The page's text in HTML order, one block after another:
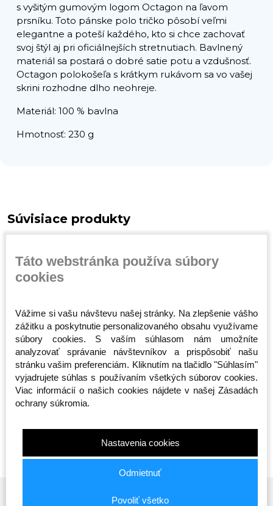
s vyšitým gumovým logom Octagon na ľavom
prsníku. Toto pánske polo tričko pôsobí veľmi
elegantne a poteší každého, kto si chce zachovať
svoj štýl aj pri oficiálnejších stretnutiach. Bavlnený
materiál sa postará o dobré satie potu a vzdušnosť.
Octagon polokošeľa s krátkym rukávom sa vo vašej
skrini rozhodne dlho neohreje.
Materiál: 100 % bavlna
Hmotnosť: 230 g
Súvisiace produkty
Mikina - Octagon -
Malé Logo -
Šedá/Modrá
Skladom
35,99 €
Tričko - Octagon - Elite
- Červené
Skladom
15,99 €
Tričko -
Face No
Červené
Skladom
15,99 €
Táto webstránka používa súbory
cookies
Vážime si vašu návštevu našej stránky. Na zlepšenie vášho
zážitku a poskytnutie personalizovaného obsahu využívame
súbory cookies. S vaším súhlasom nám umožníte
analyzovať správanie návštevníkov a prispôsobiť našu
stránku vašim preferenciám. Kliknutím na tlačidlo "Súhlasím"
vyjadrujete súhlas s používaním všetkých súborov cookies.
Viac informácií o našich cookies nájdete v našej Zásadách
ochrany súkromia.
Nastavenia cookies
Odmietnuť
Povoliť všetko